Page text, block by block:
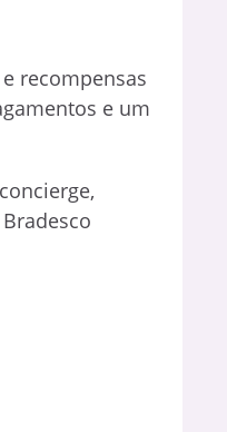
recompensas
e um